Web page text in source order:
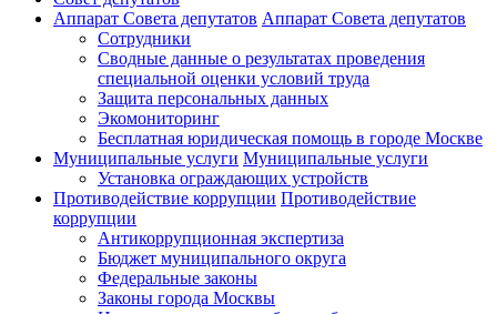
Аппарат Совета депутатов Аппарат Совета депутатов
Сотрудники
Сводные данные о результатах проведения
специальной оценки условий труда
Защита персональных данных
Экомониторинг
Бесплатная юридическая помощь в городе Москве
Муниципальные услуги Муниципальные услуги
Установка ограждающих устройств
Противодействие коррупции Противодействие
коррупции
Антикоррупционная экспертиза
Бюджет муниципального округа
Федеральные законы
Законы города Москвы